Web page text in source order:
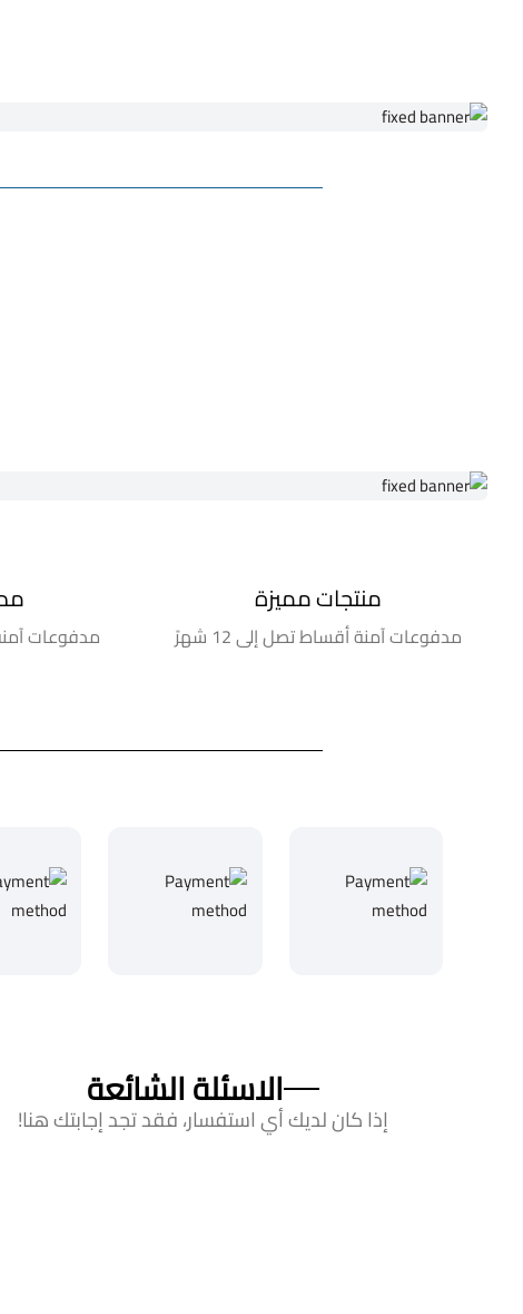
منتجات مميزة
مدفوعات آمنة أقساط تصل إلى 12 شهرً مدفوعات آمنة
الاسئلة الشائعة
إذا كان لديك أي استفسار، فقد تجد إجابتك هنا!